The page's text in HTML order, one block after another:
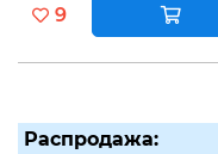
9
Распродажа: